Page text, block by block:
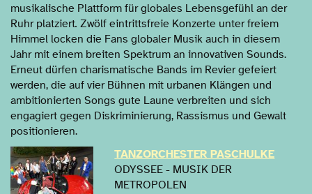
musikalische Plattform für globales Lebensgefühl an der
Ruhr platziert. Zwölf eintrittsfreie Konzerte unter freiem
Himmel locken die Fans globaler Musik auch in diesem
Jahr mit einem breiten Spektrum an innovativen Sounds.
Erneut dürfen charismatische Bands im Revier gefeiert
werden, die auf vier Bühnen mit urbanen Klängen und
ambitionierten Songs gute Laune verbreiten und sich
engagiert gegen Diskriminierung, Rassismus und Gewalt
positionieren.
TANZORCHESTER PASCHULKE
ODYSSEE - MUSIK DER
METROPOLEN